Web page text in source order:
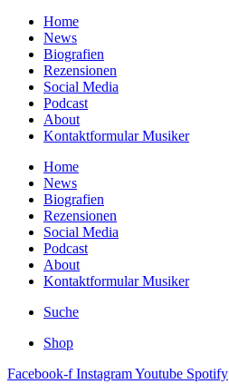
Home
News
Biografien
Rezensionen
Social Media
Podcast
About
Kontaktformular Musiker
Home
News
Biografien
Rezensionen
Social Media
Podcast
About
Kontaktformular Musiker
Suche
Shop
Facebook-f InstagramYoutube Spotify